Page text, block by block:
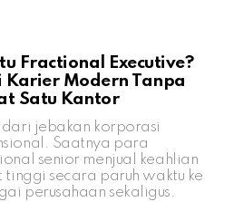
Fractional Executive?
Karier Modern Tanpa
Satu Kantor
dari jebakan korporasi
Saatnya para
senior menjual keahlian
tinggi secara paruh waktu ke
perusahaan sekaligus.